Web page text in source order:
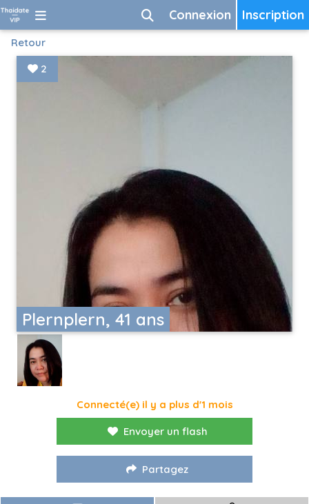
Inscription
Connexion
Retour
Plernplern, 41 ans
2
Connecté(e) il y a plus d'1 mois
Envoyer un flash
Partagez